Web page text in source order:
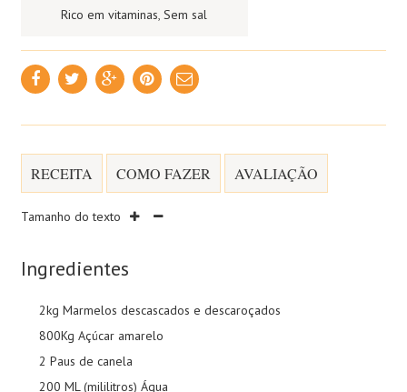
Rico em vitaminas,Sem sal
RECEITA COMO FAZER AVALIAÇÃO
Tamanho do texto
Ingredientes
2kg Marmelos descascados e descaroçados
800Kg Açúcar amarelo
2 Paus de canela
200 ML (mililitros) Água